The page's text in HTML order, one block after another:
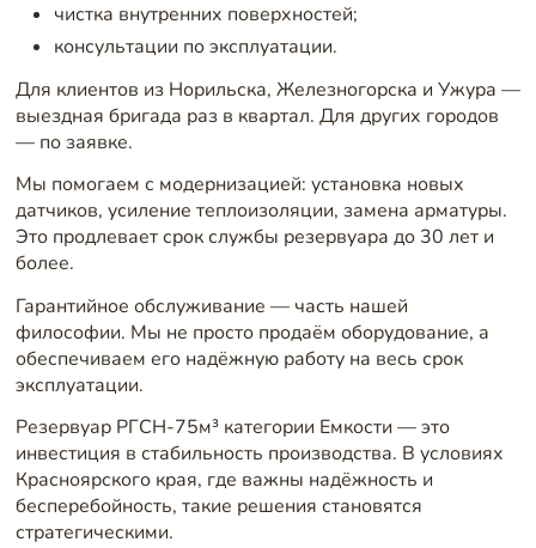
чистка внутренних поверхностей;
консультации по эксплуатации.
Для клиентов из Норильска, Железногорска и Ужура —
выездная бригада раз в квартал. Для других городов
— по заявке.
Мы помогаем с модернизацией: установка новых
датчиков, усиление теплоизоляции, замена арматуры.
Это продлевает срок службы резервуара до 30 лет и
более.
Гарантийное обслуживание — часть нашей
философии. Мы не просто продаём оборудование, а
обеспечиваем его надёжную работу на весь срок
эксплуатации.
Резервуар РГСН-75м³ категории Емкости — это
инвестиция в стабильность производства. В условиях
Красноярского края, где важны надёжность и
бесперебойность, такие решения становятся
стратегическими.